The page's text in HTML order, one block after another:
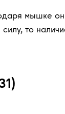
мышке
то